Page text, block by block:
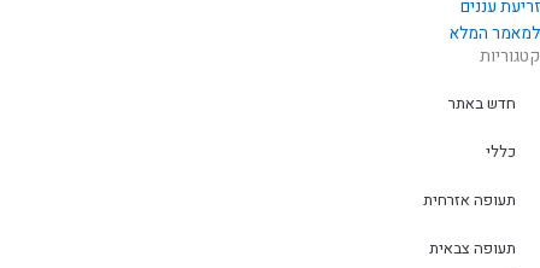
זריעת עננים
למאמר המלא
קטגוריות
חדש באתר
כללי
תעופה אזרחית
תעופה צבאית